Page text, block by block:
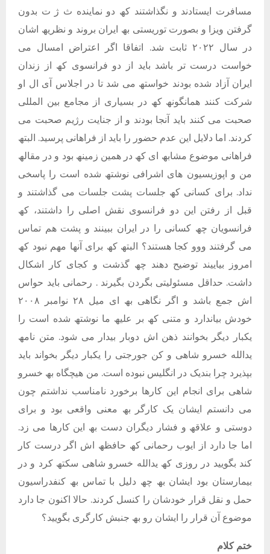
مسافرت ایستادند و نگذاشتند کھ دو نماینده ث ژ ت بدون
گرفتن ویزا و بصورت توریستی بھ ایران بروند و نظریھ اشان
در سال ٢٠٢٢ ثابت شد. اتفاقا اگر اعتراض امسال می
خواست درست تر باشد باید از دو فرانسوی کھ از زندان
ایران آزاد شده بودند خواستھ می شد تا در اجلاس آی ال او
شرکت کنند ھمانگونھ کھ در بسیاری از مجامع بین المللی
صحبت می کنند باید آنجا بودند و از جنایت رژیم صحبت می
کردند. اما دلایل این عدم حضور را باید از فراھانی پرسید. البتھ
فراھانی موضوع مشابھ ای کھ در ھمین زمینھ بود و در مقالھ
من و اپوزیسیون ھای اشرافی نوشتھ شده است را پاسخی
نداد. برای کسانی کھ جلسات پشت جلسات می گذاشتند و
قبل از رفتن این دو فرانسوی نقش اصلی را داشتند، کھ
فرانسویان چھ کسانی را در ایران ببینند و پشت ھم تماس
می گرفتند ووو کجا ھستند؟ البتھ کھ برای آنھا مھم نبود کھ
امروز بیاییند توضیح دھند چھ گذشت و کجای کار اشکال
داشت. حداقل مسئولیتی بگردن بگیرند . رحمانی باید حواس
اش جمع باشد و اگر نگاھی بھ ای میل ٢٨ نوامبر ٢٠٠٨
خودش بیاندارد و متنی کھ بر علیھ ما نوشتھ شده است را
یکبار دیگر بخوانند ذھن اش دوبار بیدار می شود. متن نامھ
یدالله خسرو شاھی و کن جورجتی را یکبار دیگر بخواند باید
بپذیرد چرا بندیک در انگلیس نبوده است. من ھیچگاه بھ خسرو
شاھی برای انجام این کارھا برخورد نامناسب نداشتم چون
می دانستم ایشان یک کارگر بھ معنی واقعی بود و برای
دوستی و علاقھ و فشار دیگران دست بھ این کارھا می زد.
اما جا دارد از ایوب رحمانی کھ حافظھ اش اگر درست کار
کند بگویید در روزی کھ یدالله خسرو شاھی سکتھ کرد و در
بیمارستان بود ایشان بھ چھ دلیل با تماس بھ کنفدراسیون
حمل و نقل قرار خودشان را کنسل کردند. حالا اکنون جا دارد
موضوع آن قرار را ایشان رو بھ جنبش کارگری بگویید؟
ختم کلام